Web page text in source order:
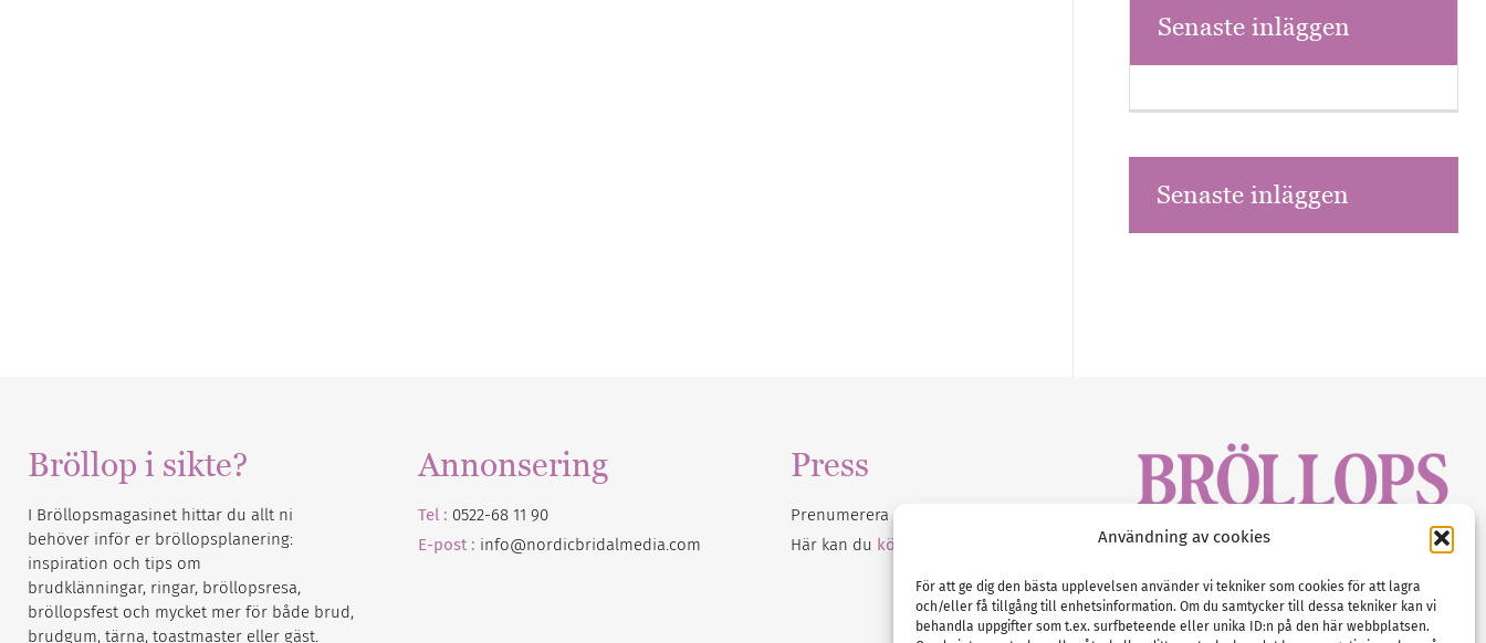
Användning av cookies
För att ge dig den bästa upplevelsen använder vi tekniker som cookies för att lagra
och/eller få tillgång till enhetsinformation. Om du samtycker till dessa tekniker kan vi
behandla uppgifter som t.ex. surfbeteende eller unika ID:n på den här webbplatsen.
Senaste inläggen
Senaste inläggen
Bröllop i sikte?
I Bröllopsmagasinet hittar du allt ni
behöver inför er bröllopsplanering:
inspiration och tips om
brudklänningar, ringar, bröllopsresa,
bröllopsfest och mycket mer för både brud,
brudgum, tärna, toastmaster eller gäst.
Annonsering
Tel : 0522-68 11 90
E-post : info@nordicbridalmedia.com
Press
Prenumerera på vårt
Här kan du köpa Bröllopsmagasinet
Tel :0522-68 11 90
E-post:info@nordicbridalmedia.com